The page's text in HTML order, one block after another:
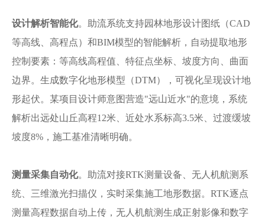
设计解析智能化。助流系统支持园林地形设计图纸（CAD
等高线、高程点）和BIM模型的智能解析，自动提取地形
控制要素：等高线高程值、特征点坐标、坡度方向、曲面
边界。生成数字化地形模型（DTM），可视化呈现设计地
形起伏。某项目设计师意图营造"远山近水"的意境，系统
解析出远处山丘高程12米、近处水系标高3.5米、过渡缓坡
坡度8%，施工基准清晰明确。
测量采集自动化。助流对接RTK测量设备、无人机航测系
统、三维激光扫描仪，实时采集施工地形数据。RTK逐点
测量高程数据自动上传，无人机航测生成正射影像和数字